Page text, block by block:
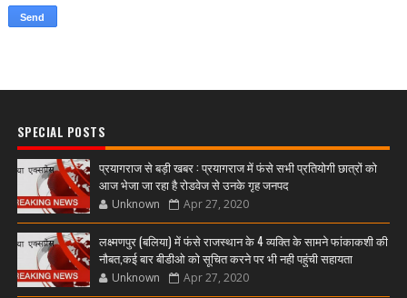
SPECIAL POSTS
प्रयागराज से बड़ी खबर : प्रयागराज में फंसे सभी प्रतियोगी छात्रों को
आज भेजा जा रहा है रोडवेज से उनके गृह जनपद
Unknown Apr 27, 2020
लक्ष्मणपुर (बलिया) में फंसे राजस्थान के 4 व्यक्ति के सामने फांकाकशी की
नौबत,कई बार बीडीओ को सूचित करने पर भी नही पहुंची सहायता
Unknown Apr 27, 2020